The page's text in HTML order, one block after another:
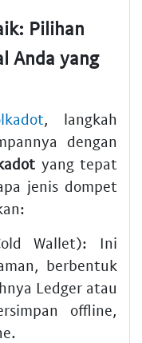
Pilihan
Anda yang
, langkah
dengan
yang tepat
jenis dompet
Wallet): Ini
berbentuk
Ledger atau
offline,